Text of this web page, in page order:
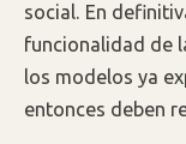
social. En
funcionalidad de
los modelos ya
entonces deben